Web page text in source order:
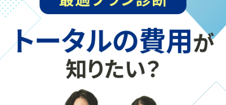
講座内容
大学入試へ向けて、合格力を高める受験戦略と学習計画
をご提案します。
一般選抜や総合型選抜・学校推薦型選抜の対策、資格検定
対策など必要な内容に絞って対策します。
私立校・中高一貫校の内部進学対策、学習成績の状況対策
（評定対策）もお任せください。
志望校・進路に応じて最適な計画を立てて対策します。